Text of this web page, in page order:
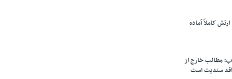
کاملاً آماده
مطالب خارج از
سندیت است